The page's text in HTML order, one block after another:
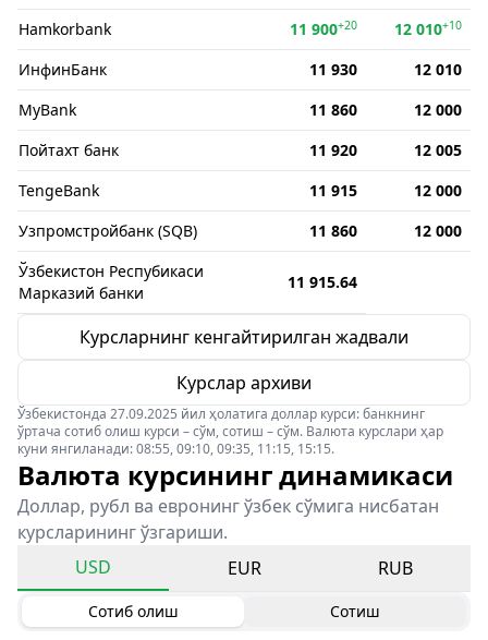
Hamkorbank
11 900+20 12 010+10
ИнфинБанк 11 930
12 010
MyBank
11 860
12 000
Пойтахт банк
11 920
12 005
TengeBank
11 915
12 000
Узпромстройбанк (SQB)
11 860
12 000
Ўзбекистон Респубикаси
Марказий банки
11 915.64
Курсларнинг кенгайтирилган жадвали
Курслар архиви
Ўзбекистонда 27.09.2025 йил ҳолатига доллар курси: банкнинг
ўртача сотиб олиш курси – сўм, сотиш – сўм. Валюта курслари ҳар
куни янгиланади: 08:55, 09:10, 09:35, 11:15, 15:15.
Валюта курсининг динамикаси
Доллар, рубл ва евронинг ўзбек сўмига нисбатан
курсларининг ўзгариши.
USD
EUR RUB
Сотиб олиш Сотиш